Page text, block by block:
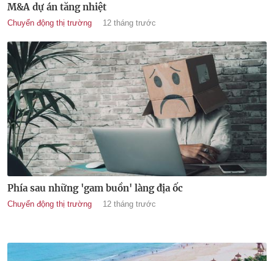
M&A dự án tăng nhiệt
Chuyển động thị trường 12 tháng trước
Phía sau những 'gam buồn' làng địa ốc
Chuyển động thị trường 12 tháng trước